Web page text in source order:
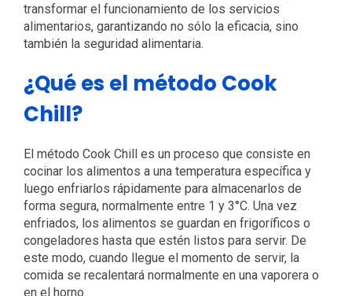
transformar el funcionamiento de los servicios
alimentarios, garantizando no sólo la eficacia, sino
también la seguridad alimentaria.
¿Qué es el método Cook
Chill?
El método Cook Chill es un proceso que consiste en
cocinar los alimentos a una temperatura específica y
luego enfriarlos rápidamente para almacenarlos de
forma segura, normalmente entre 1 y 3°C. Una vez
enfriados, los alimentos se guardan en frigoríficos o
congeladores hasta que estén listos para servir. De
este modo, cuando llegue el momento de servir, la
comida se recalentará normalmente en una vaporera o
en el horno.